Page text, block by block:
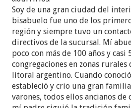
Soy de una gran ciudad del
bisabuelo fue uno de los
región y siempre tuvo un
directivos de la sucursal. Mí
poco con más de 100 años y casi
congregaciones en zonas rurales
litoral argentino. Cuando
estableció y crio una gran
varones, todos ellos ancianos de